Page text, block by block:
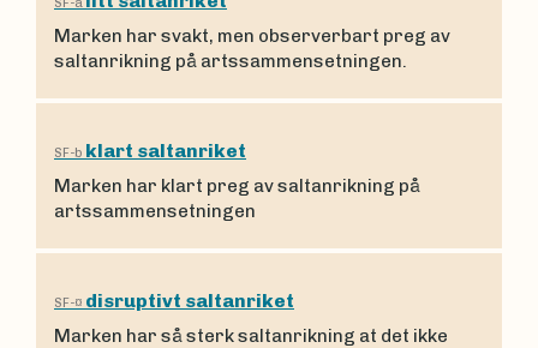
Marken har svakt, men observerbart preg av
saltanrikning på artssammensetningen.
SF-b klart saltanriket
Marken har klart preg av saltanrikning på
artssammensetningen
SF-¤ disruptivt saltanriket
Marken har så sterk saltanrikning at det ikke